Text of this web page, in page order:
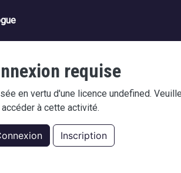
principale
requise
en vertu d'une licence undefined.
accéder à cette activité.
Inscription
Expressing conjecture